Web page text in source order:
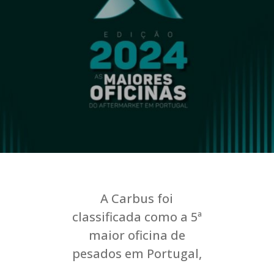
A Carbus foi
classificada como a 5ª
maior oficina de
pesados em Portugal,